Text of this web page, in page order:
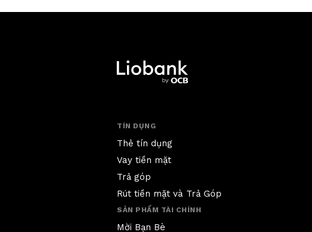
TÍN DỤNG
Thẻ tín dụng
Vay tiền mặt
Trả góp
Rút tiền mặt và Trả Góp
SẢN PHẨM TÀI CHÍNH
Mời Bạn Bè